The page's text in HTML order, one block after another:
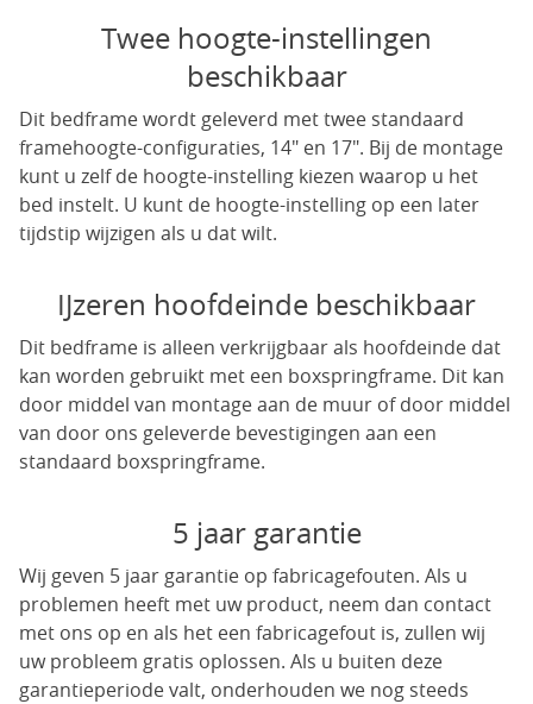
Twee hoogte-instellingen
beschikbaar
Dit bedframe wordt geleverd met twee standaard
framehoogte-configuraties, 14" en 17". Bij de montage
kunt u zelf de hoogte-instelling kiezen waarop u het
bed instelt. U kunt de hoogte-instelling op een later
tijdstip wijzigen als u dat wilt.
IJzeren hoofdeinde beschikbaar
Dit bedframe is alleen verkrijgbaar als hoofdeinde dat
kan worden gebruikt met een boxspringframe. Dit kan
door middel van montage aan de muur of door middel
van door ons geleverde bevestigingen aan een
standaard boxspringframe.
5 jaar garantie
Wij geven 5 jaar garantie op fabricagefouten. Als u
problemen heeft met uw product, neem dan contact
met ons op en als het een fabricagefout is, zullen wij
uw probleem gratis oplossen. Als u buiten deze
garantieperiode valt, onderhouden we nog steeds